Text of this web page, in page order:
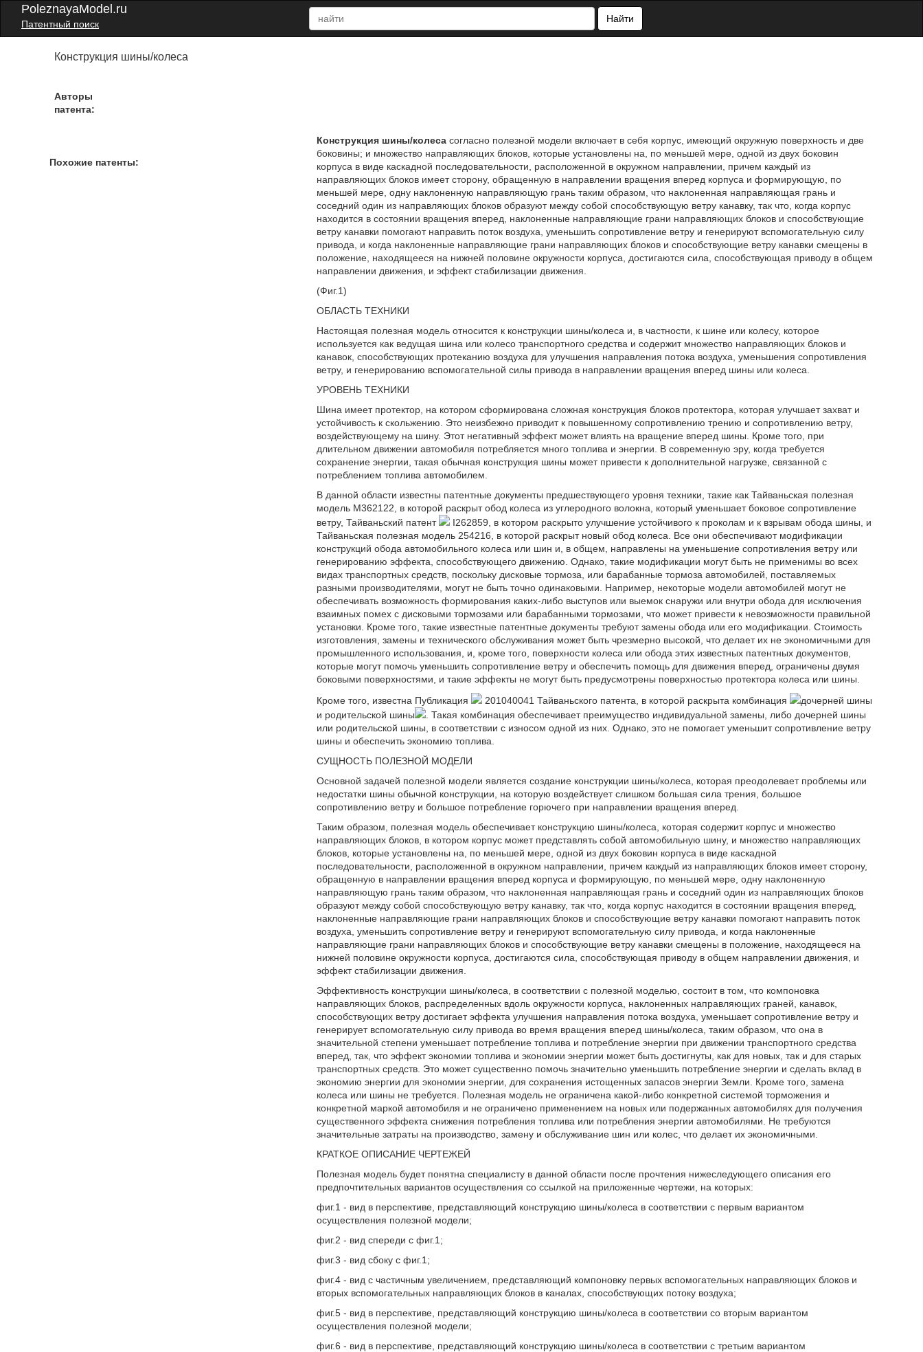
PoleznayaModel.ru
Патентный поиск
Найти
Конструкция шины/колеса
Авторы
патента:
Конструкция шины/колесасогласно полезной модели включает в себя корпус, имеющий окружную поверхность и две
боковины; и множество направляющих блоков, которые установлены на, по меньшей мере, одной из двух боковин
корпуса в виде каскадной последовательности, расположенной в окружном направлении, причем каждый из
направляющих блоков имеет сторону, обращенную в направлении вращения вперед корпуса и формирующую, по
меньшей мере, одну наклоненную направляющую грань таким образом, что наклоненная направляющая грань и
соседний один из направляющих блоков образуют между собой способствующую ветру канавку, так что, когда корпус
находится в состоянии вращения вперед, наклоненные направляющие грани направляющих блоков и способствующие
ветру канавки помогают направить поток воздуха, уменьшить сопротивление ветру и генерируют вспомогательную силу
привода, и когда наклоненные направляющие грани направляющих блоков и способствующие ветру канавки смещены в
положение, находящееся на нижней половине окружности корпуса, достигаются сила, способствующая приводу в общем
направлении движения, и эффект стабилизации движения.
(Фиг.1)
ОБЛАСТЬ ТЕХНИКИ
Настоящая полезная модель относится к конструкции шины/колеса и, в частности, к шине или колесу, которое
используется как ведущая шина или колесо транспортного средства и содержит множество направляющих блоков и
канавок, способствующих протеканию воздуха для улучшения направления потока воздуха, уменьшения сопротивления
ветру, и генерированию вспомогательной силы привода в направлении вращения вперед шины или колеса.
УРОВЕНЬ ТЕХНИКИ
Шина имеет протектор, на котором сформирована сложная конструкция блоков протектора, которая улучшает захват и
устойчивость к скольжению. Это неизбежно приводит к повышенному сопротивлению трению и сопротивлению ветру,
воздействующему на шину. Этот негативный эффект может влиять на вращение вперед шины. Кроме того, при
длительном движении автомобиля потребляется много топлива и энергии. В современную эру, когда требуется
сохранение энергии, такая обычная конструкция шины может привести к дополнительной нагрузке, связанной с
потреблением топлива автомобилем.
В данной области известны патентные документы предшествующего уровня техники, такие как Тайваньская полезная
модель M362122, в которой раскрыт обод колеса из углеродного волокна, который уменьшает боковое сопротивление
ветру, Тайваньский патент
I262859, в котором раскрыто улучшение устойчивого к проколам и к взрывам обода шины, и
Тайваньская полезная модель 254216, в которой раскрыт новый обод колеса. Все они обеспечивают модификации
конструкций обода автомобильного колеса или шин и, в общем, направлены на уменьшение сопротивления ветру или
генерированию эффекта, способствующего движению. Однако, такие модификации могут быть не применимы во всех
видах транспортных средств, поскольку дисковые тормоза, или барабанные тормоза автомобилей, поставляемых
разными производителями, могут не быть точно одинаковыми. Например, некоторые модели автомобилей могут не
обеспечивать возможность формирования каких-либо выступов или выемок снаружи или внутри обода для исключения
взаимных помех с дисковыми тормозами или барабанными тормозами, что может привести к невозможности правильной
установки. Кроме того, такие известные патентные документы требуют замены обода или его модификации. Стоимость
изготовления, замены и технического обслуживания может быть чрезмерно высокой, что делает их не экономичными для
промышленного использования, и, кроме того, поверхности колеса или обода этих известных патентных документов,
которые могут помочь уменьшить сопротивление ветру и обеспечить помощь для движения вперед, ограничены двумя
боковыми поверхностями, и такие эффекты не могут быть предусмотрены поверхностью протектора колеса или шины.
Кроме того, известна Публикация
201040041 Тайваньского патента, в которой раскрыта комбинация
дочерней шины
и родительской шины
. Такая комбинация обеспечивает преимущество индивидуальной замены, либо дочерней шины
или родительской шины, в соответствии с износом одной из них. Однако, это не помогает уменьшит сопротивление ветру
шины и обеспечить экономию топлива.
СУЩНОСТЬ ПОЛЕЗНОЙ МОДЕЛИ
Основной задачей полезной модели является создание конструкции шины/колеса, которая преодолевает проблемы или
недостатки шины обычной конструкции, на которую воздействует слишком большая сила трения, большое
сопротивлению ветру и большое потребление горючего при направлении вращения вперед.
Таким образом, полезная модель обеспечивает конструкцию шины/колеса, которая содержит корпус и множество
направляющих блоков, в котором корпус может представлять собой автомобильную шину, и множество направляющих
блоков, которые установлены на, по меньшей мере, одной из двух боковин корпуса в виде каскадной
последовательности, расположенной в окружном направлении, причем каждый из направляющих блоков имеет сторону,
обращенную в направлении вращения вперед корпуса и формирующую, по меньшей мере, одну наклоненную
направляющую грань таким образом, что наклоненная направляющая грань и соседний один из направляющих блоков
образуют между собой способствующую ветру канавку, так что, когда корпус находится в состоянии вращения вперед,
наклоненные направляющие грани направляющих блоков и способствующие ветру канавки помогают направить поток
воздуха, уменьшить сопротивление ветру и генерируют вспомогательную силу привода, и когда наклоненные
направляющие грани направляющих блоков и способствующие ветру канавки смещены в положение, находящееся на
нижней половине окружности корпуса, достигаются сила, способствующая приводу в общем направлении движения, и
эффект стабилизации движения.
Эффективность конструкции шины/колеса, в соответствии с полезной моделью, состоит в том, что компоновка
направляющих блоков, распределенных вдоль окружности корпуса, наклоненных направляющих граней, канавок,
способствующих ветру достигает эффекта улучшения направления потока воздуха, уменьшает сопротивление ветру и
генерирует вспомогательную силу привода во время вращения вперед шины/колеса, таким образом, что она в
значительной степени уменьшает потребление топлива и потребление энергии при движении транспортного средства
вперед, так, что эффект экономии топлива и экономии энергии может быть достигнуты, как для новых, так и для старых
транспортных средств. Это может существенно помочь значительно уменьшить потребление энергии и сделать вклад в
экономию энергии для экономии энергии, для сохранения истощенных запасов энергии Земли. Кроме того, замена
колеса или шины не требуется. Полезная модель не ограничена какой-либо конкретной системой торможения и
конкретной маркой автомобиля и не ограничено применением на новых или подержанных автомобилях для получения
существенного эффекта снижения потребления топлива или потребления энергии автомобилями. Не требуются
значительные затраты на производство, замену и обслуживание шин или колес, что делает их экономичными.
КРАТКОЕ ОПИСАНИЕ ЧЕРТЕЖЕЙ
Полезная модель будет понятна специалисту в данной области после прочтения нижеследующего описания его
предпочтительных вариантов осуществления со ссылкой на приложенные чертежи, на которых:
фиг.1 - вид в перспективе, представляющий конструкцию шины/колеса в соответствии с первым вариантом
осуществления полезной модели;
фиг.2 - вид спереди с фиг.1;
фиг.3 - вид сбоку с фиг.1;
фиг.4 - вид с частичным увеличением, представляющий компоновку первых вспомогательных направляющих блоков и
вторых вспомогательных направляющих блоков в каналах, способствующих потоку воздуха;
фиг.5 - вид в перспективе, представляющий конструкцию шины/колеса в соответствии со вторым вариантом
осуществления полезной модели;
фиг.6 - вид в перспективе, представляющий конструкцию шины/колеса в соответствии с третьим вариантом
Похожие патенты: